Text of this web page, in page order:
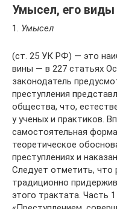
Умысел, его виды
1. Умысел
(ст. 25 УК РФ) — это
вины — в 227 статьях
законодатель
преступления
общества, что,
у ученых и практиков.
самостоятельная
теоретическое
преступлениях и
Следует отметить, что
традиционно
этого трактата. Часть